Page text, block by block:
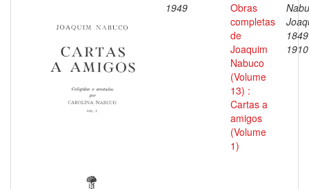
1949
Obras
completas
de
Joaquim
Nabuco
(Volume
13) :
Cartas a
amigos
(Volume
1)
1910